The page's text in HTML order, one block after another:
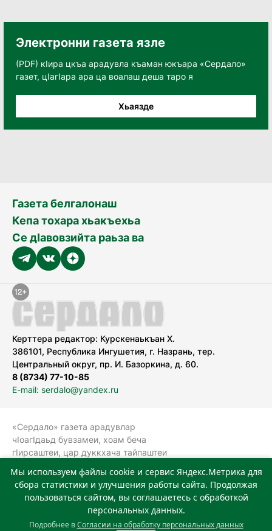
Электронни газета язле
(PDF) кӀира цкъа арадувла къаман юкъара «Сердало»
газет, цӀагӀара ара ца воалаш деша таро я
Хьаязде
Газета белгалонаш
Кепа тохара хьакъехьа
Се дӀавовзийта раьза ва
Керттера редактор: Курскенаькъан Х.
386101, Республика Ингушетия, г. Назрань, тер.
Центральный округ, пр. И. Базоркина, д. 60.
8 (8734) 77-10-85
E-mail: serdalo@yandex.ru
«Сердало» газета арадувлар
чIоагIдаьд бувзамеи, хоам беча
гIирсаштеи, цар дуккхача тайпаштеи
болхлоша (Роскомнадзор).
Реестровая запись СМИ: ЭЛ № ФС 77-
78323 от 15.05.2020 г. Учредитель:
Государственное автономное
учреждение «Издательский дом
Мы используем файлы cookie и сервис Яндекс.Метрика для
сбора статистики и улучшения работы сайта. Продолжая
пользоваться сайтом, вы соглашаетесь с обработкой
персональных данных.
Подробнее вСогласии на обработку персональных данных